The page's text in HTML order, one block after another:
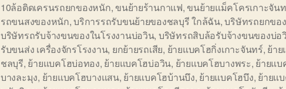
10ล้อติดเครนรถยกของหนัก, ขนย้ายร้านกาแฟ, ขนย้ายแม็คโครเกาะจัน
รถขนสงของหนัก,บริการรถรับขนย้ายของชลบุรี ใกล้ฉัน,บริษัทรถยกขอ
บริษัทรถรับจ้างขนของในโรงงานบ่อวิน, บริษัทรถสิบล้อรับจ้างขนของบ่อ
รับขนส่ง เครื่องจักรโรงงาน, ยกย้ายรถเสีย, ย้ายแบคโฮกิ่งเกาะจันทร์, ย้า
ชลบุรี, ย้ายแบคโฮบ่อทอง, ย้ายแบคโฮบ่อวิน, ย้ายแบคโฮบางพระ, ย้ายแบ
บางละมุง, ย้ายแบคโฮบางแสน, ย้ายแบคโฮบ้านบึง, ย้ายแบคโฮบึง, ย้ายแ